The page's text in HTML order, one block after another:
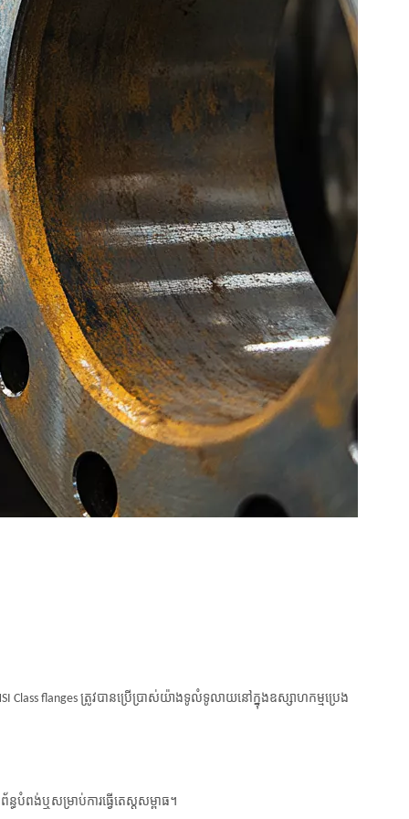
Class flanges ត្រូវបានប្រើប្រាស់យ៉ាងទូលំទូលាយនៅក្នុងឧស្សាហកម្មប្រេង
ធបំពង់ឬសម្រាប់ការធ្វើតេស្តសម្ពាធ។